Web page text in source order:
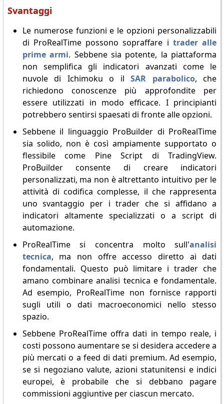
Svantaggi
Le numerose funzioni e le opzioni personalizzabili
di ProRealTime possono sopraffare itrader alle
prime armi. Sebbene sia potente, la piattaforma
non semplifica gli indicatori avanzati come le
nuvole di Ichimoku o ilSAR parabolico, che
richiedono conoscenze più approfondite per
essere utilizzati in modo efficace. I principianti
potrebbero sentirsi spaesati di fronte alle opzioni.
Sebbene il linguaggio ProBuilder di ProRealTime
sia solido, non è così ampiamente supportato o
flessibile come Pine Script di TradingView.
ProBuilder consente di creare indicatori
personalizzati, ma non è altrettanto intuitivo per le
attività di codifica complesse, il che rappresenta
uno svantaggio per i trader che si affidano a
indicatori altamente specializzati o a script di
automazione.
ProRealTime si concentra molto sull'analisi
tecnica, ma non offre accesso diretto ai dati
fondamentali. Questo può limitare i trader che
amano combinare analisi tecnica e fondamentale.
Ad esempio, ProRealTime non fornisce rapporti
sugli utili o dati macroeconomici nello stesso
spazio.
Sebbene ProRealTime offra dati in tempo reale, i
costi possono aumentare se si desidera accedere a
più mercati o a feed di dati premium. Ad esempio,
se si negoziano valute, azioni statunitensi e indici
europei, è probabile che si debbano pagare
commissioni aggiuntive per ciascun mercato.